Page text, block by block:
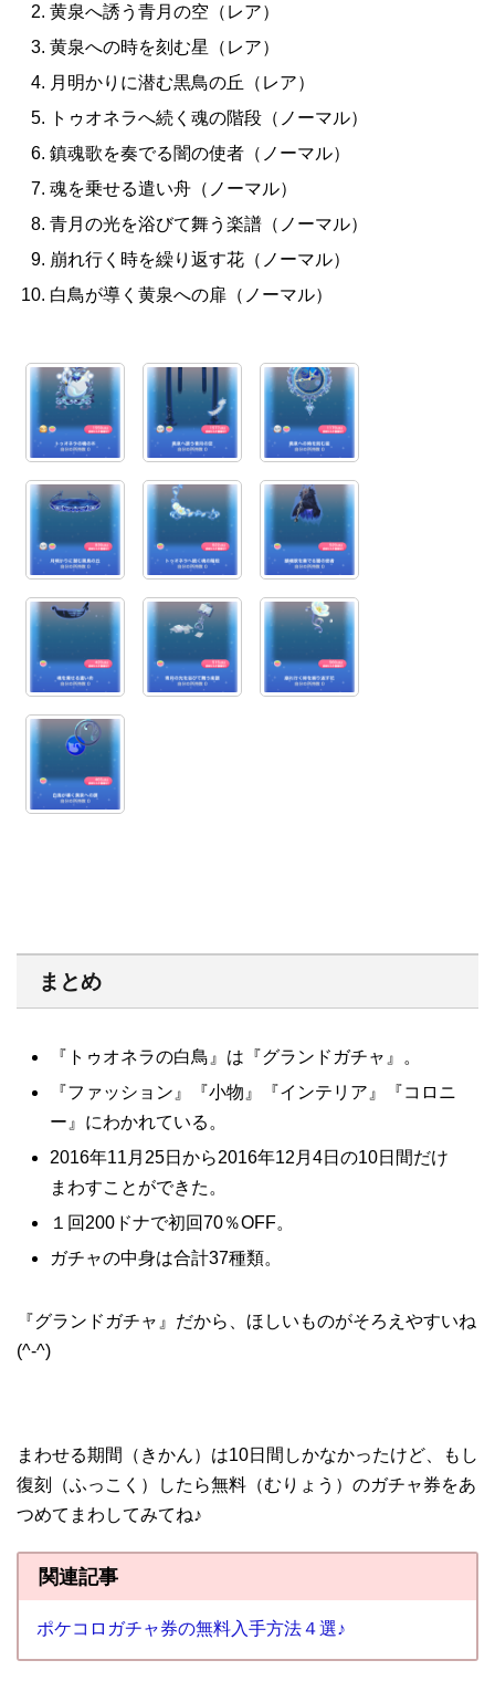
黄泉へ誘う青月の空（レア）
黄泉への時を刻む星（レア）
月明かりに潜む黒鳥の丘（レア）
トゥオネラへ続く魂の階段（ノーマル）
鎮魂歌を奏でる闇の使者（ノーマル）
魂を乗せる遣い舟（ノーマル）
青月の光を浴びて舞う楽譜（ノーマル）
崩れ行く時を繰り返す花（ノーマル）
白鳥が導く黄泉への扉（ノーマル）
まとめ
『トゥオネラの白鳥』は『グランドガチャ』。
『ファッション』『小物』『インテリア』『コロニ
ー』にわかれている。
2016年11月25日から2016年12月4日の10日間だけ
まわすことができた。
１回200ドナで初回70％OFF。
ガチャの中身は合計37種類。
『グランドガチャ』だから、ほしいものがそろえやすいね
(^-^)
まわせる期間（きかん）は10日間しかなかったけど、もし
復刻（ふっこく）したら無料（むりょう）のガチャ券をあ
つめてまわしてみてね♪
関連記事
ポケコロガチャ券の無料入手方法４選♪